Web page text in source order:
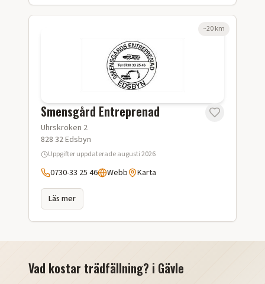
Smensgård Entreprenad
Uhrskroken 2
828 32Edsbyn
Uppgifter uppdateradeaugusti 2026
0730-33 25 46 Webb Karta
Läs mer
~20km
Vad kostar trädfällning? i Gävle